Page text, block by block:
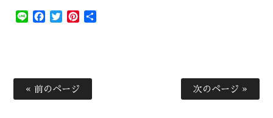
Line Facebook
TwitterPinterest
« 前のページ 次のページ »